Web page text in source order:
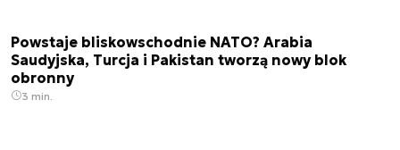
Powstaje bliskowschodnie NATO? Arabia
Saudyjska, Turcja i Pakistan tworzą nowy blok
obronny
3 min.